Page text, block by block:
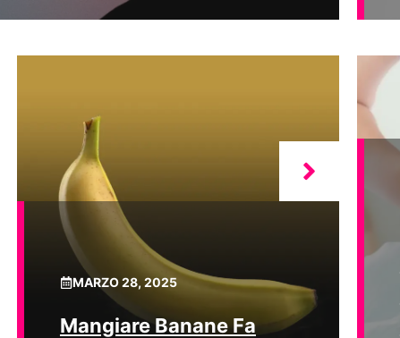
MARZO 28, 2025
Mangiare Banane Fa